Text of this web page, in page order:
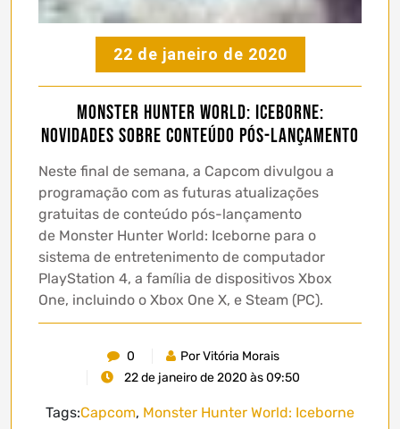
22 de janeiro de 2020
Monster Hunter World: Iceborne:
Novidades sobre Conteúdo Pós-Lançamento
Neste final de semana, a Capcom divulgou a
programação com as futuras atualizações
gratuitas de conteúdo pós-lançamento
de Monster Hunter World: Iceborne para o
sistema de entretenimento de computador
PlayStation 4, a família de dispositivos Xbox
One, incluindo o Xbox One X, e Steam (PC).
0
Por Vitória Morais
22 de janeiro de 2020 às 09:50
Tags:Capcom, Monster Hunter World: Iceborne